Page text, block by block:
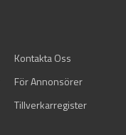
Kontakta Oss
För Annonsörer
Tillverkarregister